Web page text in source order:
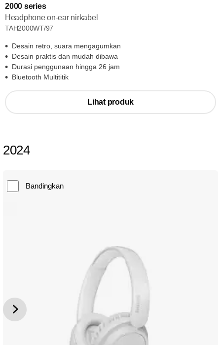
2000 series
Headphone on-ear nirkabel
TAH2000WT/97
Desain retro, suara mengagumkan
Desain praktis dan mudah dibawa
Durasi penggunaan hingga 26 jam
Bluetooth Multititik
Lihat produk
2024
Bandingkan